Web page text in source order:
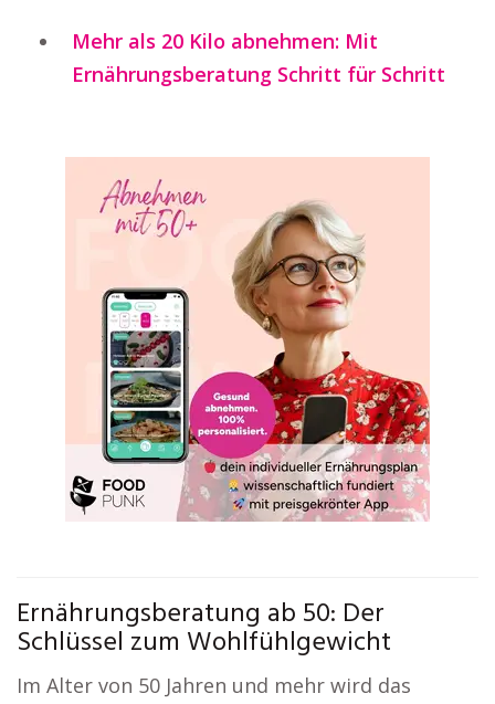
Mehr als 20 Kilo abnehmen: Mit
Ernährungsberatung Schritt für Schritt
Ernährungsberatung ab 50: Der
Schlüssel zum Wohlfühlgewicht
Im Alter von 50 Jahren und mehr wird das